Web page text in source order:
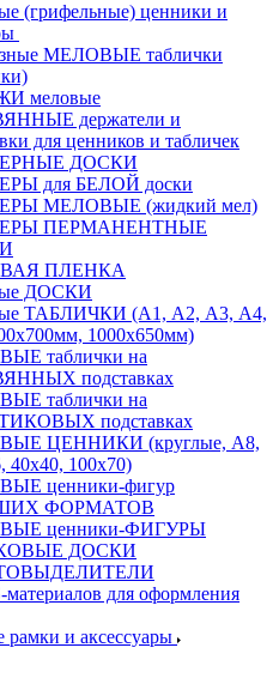
(грифельные) ценники и
МЕЛОВЫЕ таблички
меловые
держатели и
для ценников и табличек
ДОСКИ
для БЕЛОЙ доски
МЕЛОВЫЕ (жидкий мел)
ПЕРМАНЕНТНЫЕ
ПЛЕНКА
ДОСКИ
ТАБЛИЧКИ (А1, А2, А3, А4,
1000х650мм)
таблички на
подставках
таблички на
подставках
ЦЕННИКИ (круглые, А8,
40х40, 100х70)
ценники-фигур
ФОРМАТОВ
ценники-ФИГУРЫ
ДОСКИ
для оформления
рамки и аксессуары